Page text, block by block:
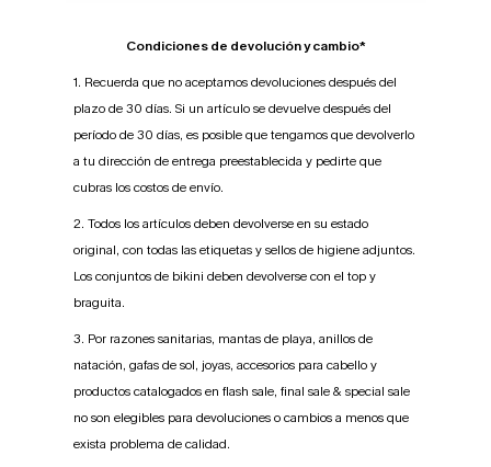
Condiciones de devolución y cambio*
1. Recuerda que no aceptamos devoluciones después del
plazo de 30 días. Si un artículo se devuelve después del
período de 30 días, es posible que tengamos que devolverlo
a tu dirección de entrega preestablecida y pedirte que
cubras los costos de envío.
2. Todos los artículos deben devolverse en su estado
original, con todas las etiquetas y sellos de higiene adjuntos.
Los conjuntos de bikini deben devolverse con el top y
braguita.
3. Por razones sanitarias, mantas de playa, anillos de
natación, gafas de sol, joyas, accesorios para cabello y
productos catalogados en flash sale, final sale & special sale
no son elegibles para devoluciones o cambios a menos que
exista problema de calidad.